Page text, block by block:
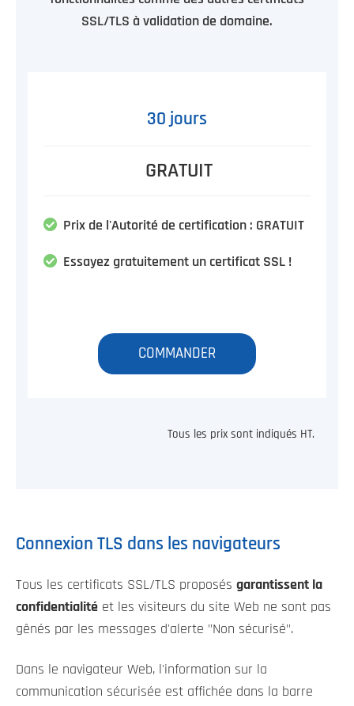
SSL/TLS à validation de domaine.
30 jours
GRATUIT
Prix de l'Autorité de certification : GRATUIT
Essayez gratuitement un certificat SSL !
COMMANDER
Tous les prix sont indiqués HT.
Connexion TLS dans les navigateurs
Tous les certificats SSL/TLS proposés garantissent la
confidentialité et les visiteurs du site Web ne sont pas
gênés par les messages d'alerte "Non sécurisé".
Dans le navigateur Web, l'information sur la
communication sécurisée est affichée dans la barre